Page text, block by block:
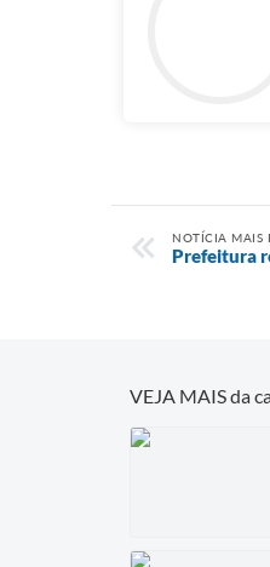
NOTÍCIA MAIS
Prefeitura
VEJA MAIS da